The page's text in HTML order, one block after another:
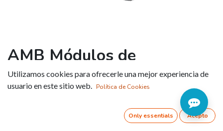
AMB Módulos de
protección
Referencia:AMB1123
Utilizamos cookies para ofrecerle una mejor experiencia de
usuario en este sitio web. Política de Cookies
Only essentials Acepto